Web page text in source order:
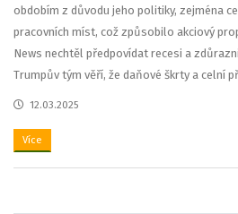
obdobím z důvodu jeho politiky, zejména
pracovních míst, což způsobilo akciový
News nechtěl předpovídat recesi a
Trumpův tým věří, že daňové škrty a celní
12.03.2025
Více